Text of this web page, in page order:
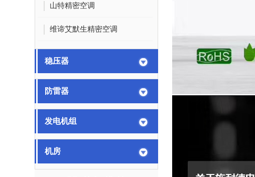
山特精密空调
维谛艾默生精密空调
稳压器
防雷器
发电机组
机房